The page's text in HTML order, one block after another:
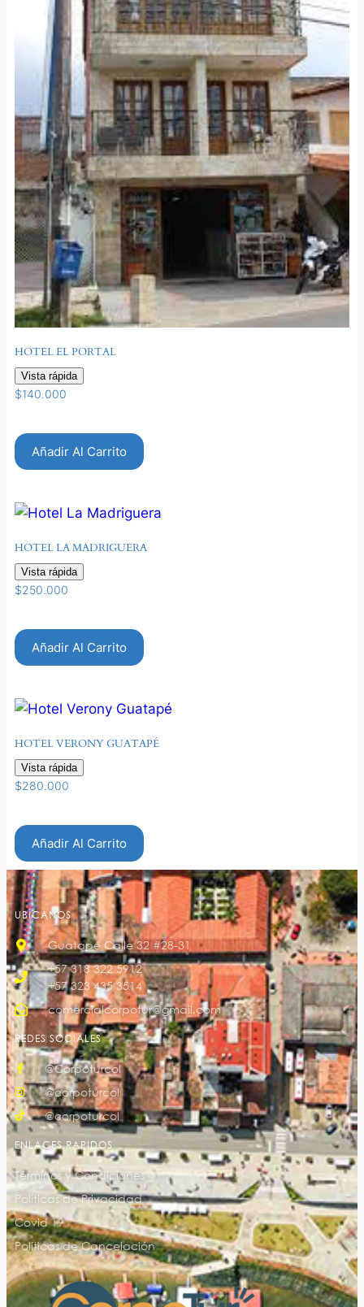
HOTEL EL PORTAL
Vista rápida
$140.000
Añadir Al Carrito
HOTEL LA MADRIGUERA
Vista rápida
$250.000
Añadir Al Carrito
HOTEL VERONY GUATAPÉ
Vista rápida
$280.000
Añadir Al Carrito
UBÍCANOS
Guatapé Calle 32 #28-31
+57 318 322 5912
+57 323 435 3514
comercialcorpotur@gmail.com
REDES SOCIALES
@Corpoturcol
@corpoturcol
@corpoturcol
ENLACES RAPIDOS
Términos y Condiciones
Políticas de Privacidad
Covid 19
Políticas de Cancelación